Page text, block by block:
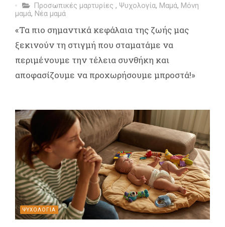
Προσωπικές μαρτυρίες , Ψυχολογία, Μαμά, Μόνη
μαμά, Νέα μαμά
«Τα πιο σημαντικά κεφάλαια της ζωής μας
ξεκινούν τη στιγμή που σταματάμε να
περιμένουμε την τέλεια συνθήκη και
αποφασίζουμε να προχωρήσουμε μπροστά!»
ΨΥΧΟΛΟΓΙΑ